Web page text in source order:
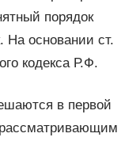
порядок
На основании ст.
кодекса Р.Ф.
в первой